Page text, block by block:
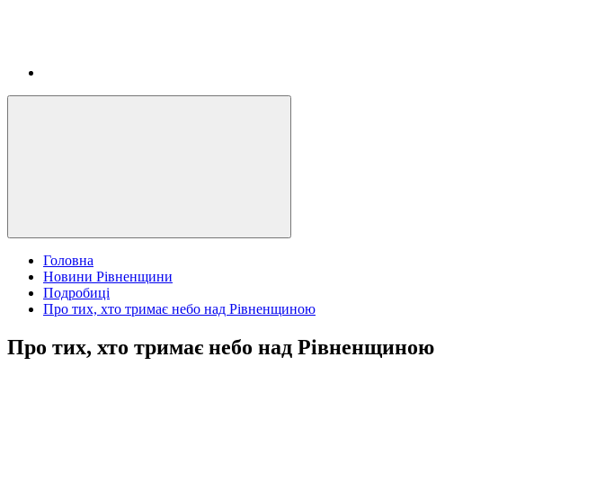
Головна
Новини Рівненщини
Подробиці
Про тих, хто тримає небо над Рівненщиною
Про тих, хто тримає небо над Рівненщиною